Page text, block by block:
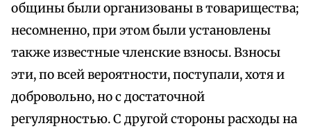
общины были организованы в товарищества;
несомненно, при этом были установлены
также известные членские взносы. Взносы
эти, по всей вероятности, поступали, хотя и
добровольно, но с достаточной
регулярностью. С другой стороны расходы на